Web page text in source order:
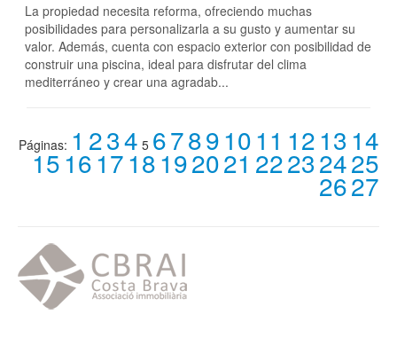
La propiedad necesita reforma, ofreciendo muchas
posibilidades para personalizarla a su gusto y aumentar su
valor. Además, cuenta con espacio exterior con posibilidad de
construir una piscina, ideal para disfrutar del clima
mediterráneo y crear una agradab...
Páginas: 1 234 5 67891011 1213 14
15161718192021 22232425
2627